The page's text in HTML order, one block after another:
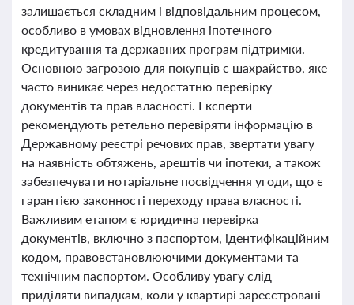
залишається складним і відповідальним процесом,
особливо в умовах відновлення іпотечного
кредитування та державних програм підтримки.
Основною загрозою для покупців є шахрайство, яке
часто виникає через недостатню перевірку
документів та прав власності. Експерти
рекомендують ретельно перевіряти інформацію в
Державному реєстрі речових прав, звертати увагу
на наявність обтяжень, арештів чи іпотеки, а також
забезпечувати нотаріальне посвідчення угоди, що є
гарантією законності переходу права власності.
Важливим етапом є юридична перевірка
документів, включно з паспортом, ідентифікаційним
кодом, правовстановлюючими документами та
технічним паспортом. Особливу увагу слід
приділяти випадкам, коли у квартирі зареєстровані